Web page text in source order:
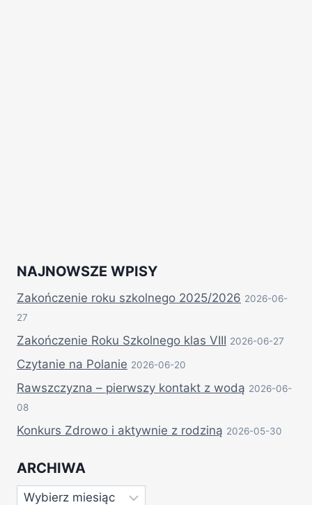
NAJNOWSZE WPISY
Zakończenie roku szkolnego 2025/2026 2026-06-
27
Zakończenie Roku Szkolnego klas VIII 2026-06-27
Czytanie na Polanie 2026-06-20
Rawszczyzna – pierwszy kontakt z wodą 2026-06-
08
Konkurs Zdrowo i aktywnie z rodziną 2026-05-30
ARCHIWA